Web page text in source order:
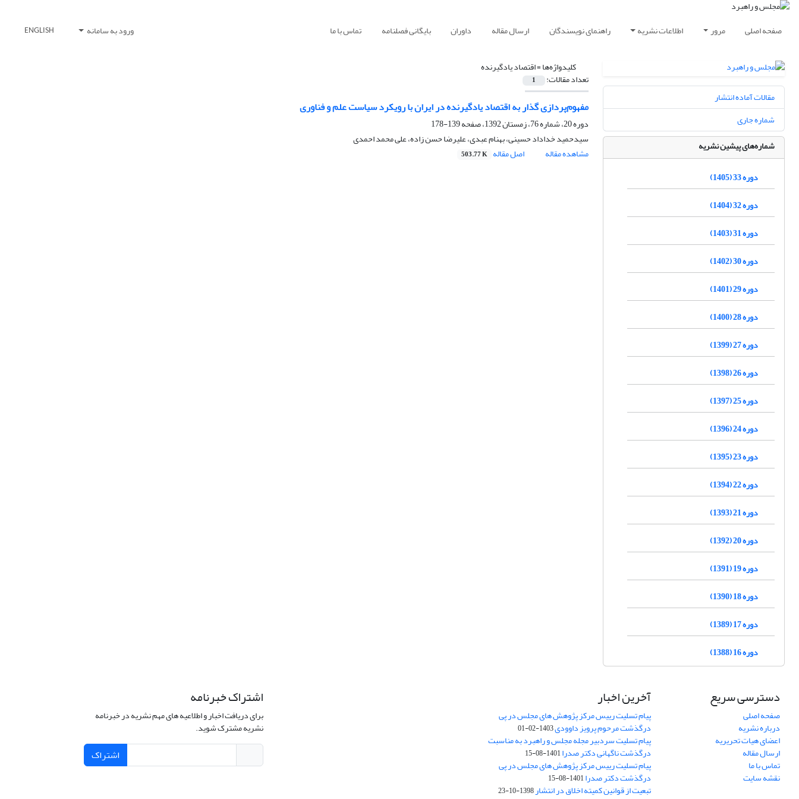
صفحه اصلی مرور اطلاعات نشریه راهنمای نویسندگان ارسال مقاله داوران بایگانی فصلنامه تماس با ما ورود به سامانه ENGLISH
کلیدواژه‌ها =اقتصاد یادگیرنده
تعداد مقالات: 1
مفهوم‌پردازی گذار به اقتصاد یادگیرنده در ایران با رویکرد سیاست علم و فناوری
دوره 20، شماره 76، زمستان 1392، صفحه
139-178
سیدحمید خداداد حسینی، بهنام عبدی، علیرضا حسن زاده، علی محمد احمدی
مشاهده مقاله
اصل مقاله 503.77 K
مقالات آماده انتشار
شماره جاری
شماره‌های پیشین نشریه
دوره 33 (1405)
دوره 32 (1404)
دوره 31 (1403)
دوره 30 (1402)
دوره 29 (1401)
دوره 28 (1400)
دوره 27 (1399)
دوره 26 (1398)
دوره 25 (1397)
دوره 24 (1396)
دوره 23 (1395)
دوره 22 (1394)
دوره 21 (1393)
دوره 20 (1392)
دوره 19 (1391)
دوره 18 (1390)
دوره 17 (1389)
دوره 16 (1388)
دسترسی سریع
صفحه اصلی
درباره نشریه
اعضای هیات تحریریه
ارسال مقاله
تماس با ما
نقشه سایت
آخرین اخبار
پیام تسلیت رییس مرکز پژوهش های مجلس در پی
درگذشت مرحوم پرویز داوودی1403-02-01
پیام تسلیت سردبیر مجله مجلس و راهبرد به مناسبت
درگذشت ناگهانی دکتر صدرا1401-08-15
پیام تسلیت رییس مرکز پژوهش های مجلس در پی
درگذشت دکتر صدرا1401-08-15
تبعیت از قوانین کمیته اخلاق در انتشار1398-10-23
اشتراک خبرنامه
برای دریافت اخبار و اطلاعیه های مهم نشریه در خبرنامه
نشریه مشترک شوید.
اشتراک